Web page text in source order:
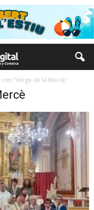
"Verge de la Mercè"